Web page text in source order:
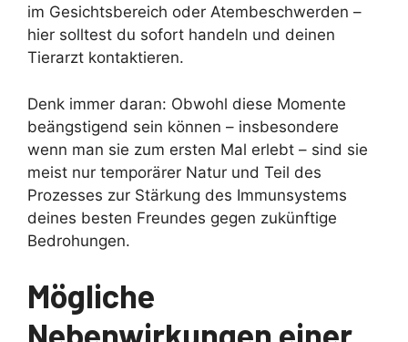
im Gesichtsbereich oder Atembeschwerden –
hier solltest du sofort handeln und deinen
Tierarzt kontaktieren.
Denk immer daran: Obwohl diese Momente
beängstigend sein können – insbesondere
wenn man sie zum ersten Mal erlebt – sind sie
meist nur temporärer Natur und Teil des
Prozesses zur Stärkung des Immunsystems
deines besten Freundes gegen zukünftige
Bedrohungen.
Mögliche